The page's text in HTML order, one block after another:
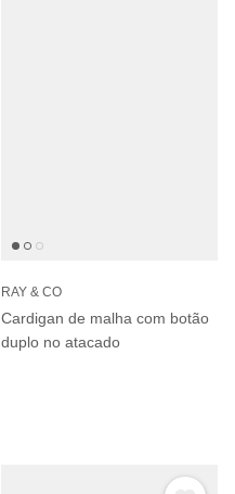
RAY & CO
Cardigan de malha com botão
duplo no atacado